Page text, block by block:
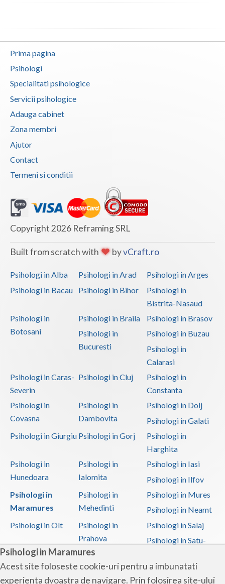
Psihologi in Maramures
Acest site foloseste cookie-uri pentru a imbunatati
experienta dvoastra de navigare. Prin folosirea site-ului
Prima pagina
Psihologi
Specialitati psihologice
Servicii psihologice
Adauga cabinet
Zona membri
Ajutor
Contact
Termeni si conditii
Copyright 2026 Reframing SRL
Built from scratch with byvCraft.ro
Psihologi in Alba Psihologi in Arad
Psihologi in Arges
Psihologi in Bacau
Psihologi in Bihor
Psihologi in
Bistrita-Nasaud
Psihologi in
Botosani
Psihologi in Braila
Psihologi in Brasov
Psihologi in
Bucuresti
Psihologi in Buzau
Psihologi in
Calarasi
Psihologi in Caras-
Severin
Psihologi in Cluj
Psihologi in
Constanta
Psihologi in
Covasna
Psihologi in
Dambovita
Psihologi in Dolj
Psihologi in Galati
Psihologi in Giurgiu Psihologi in Gorj
Psihologi in
Harghita
Psihologi in
Hunedoara
Psihologi in
Ialomita
Psihologi in Iasi
Psihologi in Ilfov
Psihologi in
Maramures
Psihologi in
Mehedinti
Psihologi in Mures
Psihologi in Neamt
Psihologi in Olt
Psihologi in
Prahova
Psihologi in Salaj
Psihologi in Satu-
Psihologi in Sibiu
Psihologi in
Suceava
Psihologi in
Teleorman